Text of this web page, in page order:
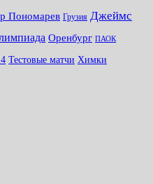
Пономарев Грузия Джеймс
Оренбург ПАОК
Тестовые матчи Химки